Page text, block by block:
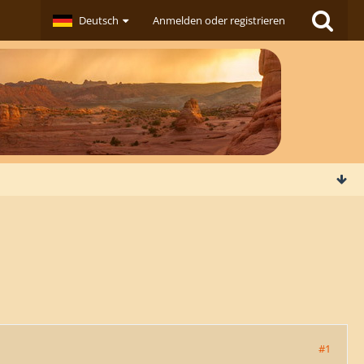
Deutsch Anmelden oder registrieren
#1